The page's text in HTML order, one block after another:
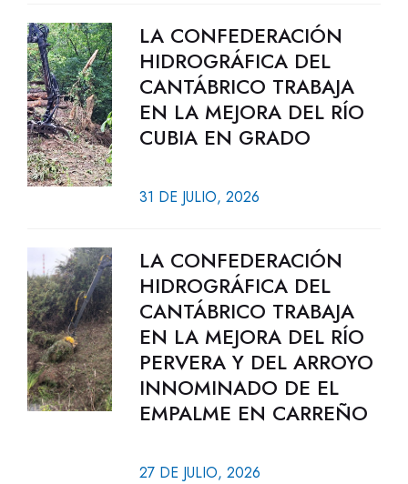
LA CONFEDERACIÓN
HIDROGRÁFICA DEL
CANTÁBRICO TRABAJA
EN LA MEJORA DEL RÍO
CUBIA EN GRADO
31 DE JULIO, 2026
LA CONFEDERACIÓN
HIDROGRÁFICA DEL
CANTÁBRICO TRABAJA
EN LA MEJORA DEL RÍO
PERVERA Y DEL ARROYO
INNOMINADO DE EL
EMPALME EN CARREÑO
27 DE JULIO, 2026